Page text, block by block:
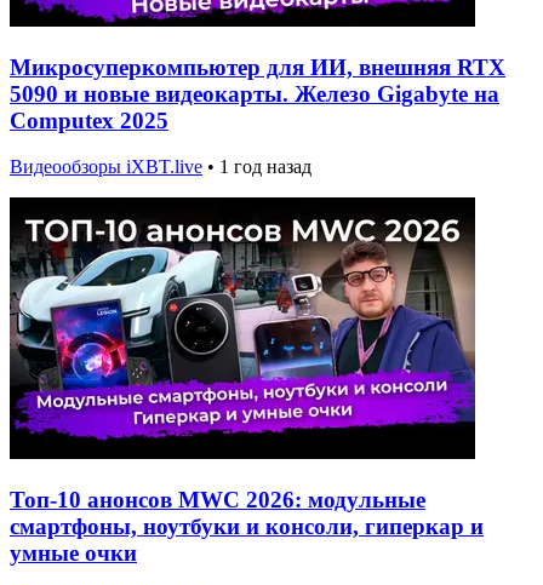
Микросуперкомпьютер для ИИ, внешняя RTX
5090 и новые видеокарты. Железо Gigabyte на
Computex 2025
Видеообзоры iXBT.live • 1 год назад
Топ-10 анонсов MWC 2026: модульные
смартфоны, ноутбуки и консоли, гиперкар и
умные очки